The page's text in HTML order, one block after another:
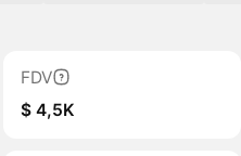
FDV
$ 4,5K